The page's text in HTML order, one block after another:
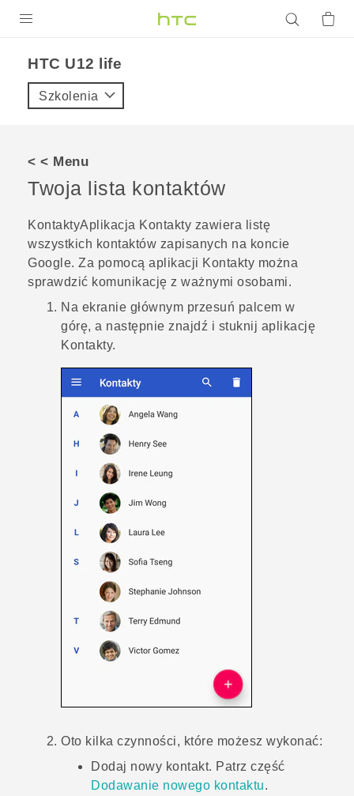
VIVE
POMOC TECHNICZNA
Urządzenia i akcesoria HTC
Zaloguj się
HTC U12 life‎
Szkolenia
< < Menu
Twoja lista kontaktów
KontaktyAplikacja Kontakty zawiera listę
wszystkich kontaktów zapisanych na koncie
Google. Za pomocą aplikacji Kontakty można
sprawdzić komunikację z ważnymi osobami.
Na ekranie głównym przesuń palcem w
górę, a następnie znajdź i stuknij aplikację
Kontakty.
Oto kilka czynności, które możesz wykonać:
Dodaj nowy kontakt. Patrz część
Dodawanie nowego kontaktu.